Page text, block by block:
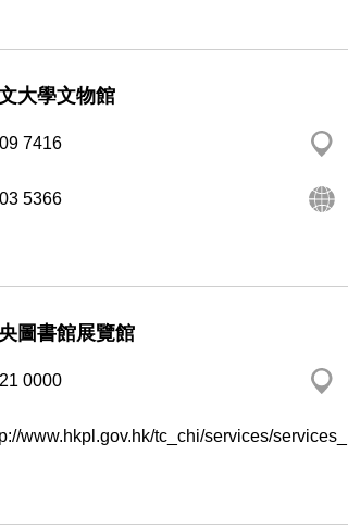
大學文物館
7416
5366
圖書館展覽館
0000